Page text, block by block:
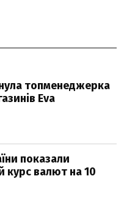
топменеджерка
Eva
показали
курс валют на 10